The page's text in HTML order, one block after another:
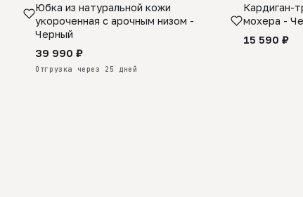
ПРЕДЗАКАЗ
Юбка из натуральной кожи
укороченная с арочным низом -
Черный
39 990 ₽
Отгрузка через 25 дней
Кардиган-
мохера -
15 590 ₽